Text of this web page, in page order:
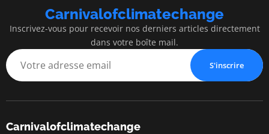
Carnivalofclimatechange
Inscrivez-vous pour recevoir nos derniers articles directement
dans votre boîte mail.
S'inscrire
Carnivalofclimatechange